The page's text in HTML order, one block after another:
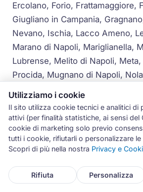
Ercolano, Forio, Frattamaggiore,
Giugliano in Campania,
Nevano, Ischia, Lacco Ameno,
Marano di Napoli, Mariglianella,
Lubrense, Melito di Napoli,
Procida, Mugnano di Napoli,
Poggiomarino, Pollena Trocchia,
d'Arco, Pompei, Portici,
Qualiano, Quarto, Roccarainola,
Sant'Anastasia, Sant'Antimo,
San Giuseppe Vesuviano, San
Sebastiano al Vesuvio, San
Utilizziamo i cookie
Il sito utilizza cookie tecnici e analitici di
attivi (per finalità statistiche, ai sensi del
cookie di marketing solo previo
tutti i cookie, rifiutarli o personalizzare le
Scopri di più nella nostra Privacy e
Rifiuta Personalizza